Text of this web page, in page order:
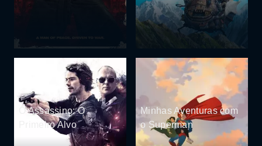
O Assassino: O
Primeiro Alvo
Minhas Aventuras com
o Superman